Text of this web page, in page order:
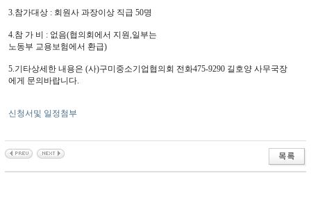
3.참가대상 : 회원사 과장이상 직급 50명
4.참 가 비 : 없음(협의회에서 지원,일부는
노동부 교용보험에서 환급)
5.기타상세한 내용은 (사)구미중소기업협의회 전화475-9290 길호양 사무국장
에게 문의바랍니다.
신청서및 일정첨부